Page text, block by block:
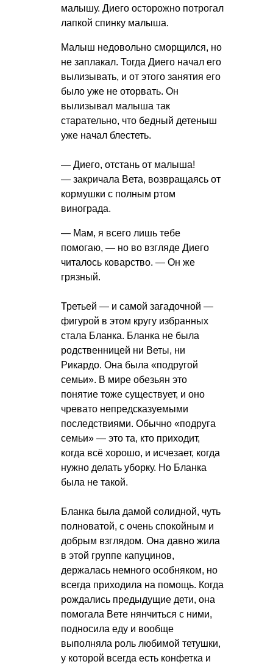
малышу. Диего осторожно потрогал
лапкой спинку малыша.
Малыш недовольно сморщился, но
не заплакал. Тогда Диего начал его
вылизывать, и от этого занятия его
было уже не оторвать. Он
вылизывал малыша так
старательно, что бедный детеныш
уже начал блестеть.
— Диего, отстань от малыша!
— закричала Вета, возвращаясь от
кормушки с полным ртом
винограда.
— Мам, я всего лишь тебе
помогаю, — но во взгляде Диего
читалось коварство. — Он же
грязный.
Третьей — и самой загадочной —
фигурой в этом кругу избранных
стала Бланка. Бланка не была
родственницей ни Веты, ни
Рикардо. Она была «подругой
семьи». В мире обезьян это
понятие тоже существует, и оно
чревато непредсказуемыми
последствиями. Обычно «подруга
семьи» — это та, кто приходит,
когда всё хорошо, и исчезает, когда
нужно делать уборку. Но Бланка
была не такой.
Бланка была дамой солидной, чуть
полноватой, с очень спокойным и
добрым взглядом. Она давно жила
в этой группе капуцинов,
держалась немного особняком, но
всегда приходила на помощь. Когда
рождались предыдущие дети, она
помогала Вете нянчиться с ними,
подносила еду и вообще
выполняла роль любимой тетушки,
у которой всегда есть конфетка и